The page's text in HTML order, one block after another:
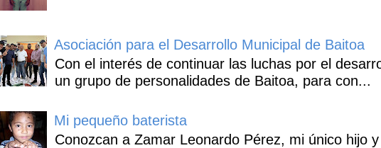
Asociación para el Desarrollo Municipal de Baitoa
Con el interés de continuar las luchas por el
un grupo de personalidades de Baitoa, para con...
Mi pequeño baterista
Conozcan a Zamar Leonardo Pérez, mi único hijo